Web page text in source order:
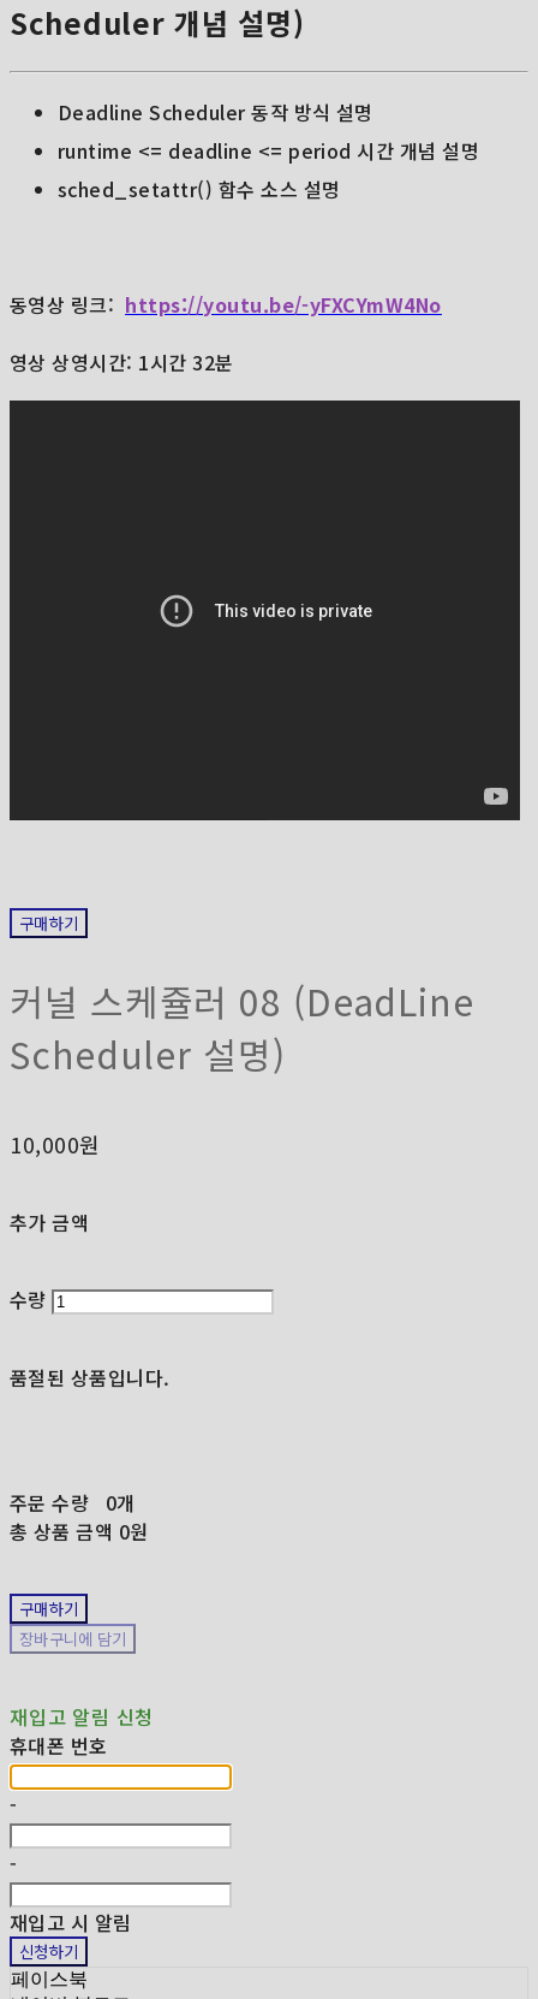
Scheduler 개념 설명)
Deadline Scheduler 동작 방식 설명
runtime <= deadline <= period 시간 개념 설명
sched_setattr() 함수 소스 설명
동영상 링크: https://youtu.be/-yFXCYmW4No
영상 상영시간: 1시간 32분
구매하기
커널 스케쥴러 08 (DeadLine
Scheduler 설명)
10,000원
추가 금액
수량
품절된 상품입니다.
주문 수량
0개
총 상품 금액 0원
구매하기
장바구니에 담기
재입고 알림 신청
휴대폰 번호
-
-
재입고 시 알림
신청하기
페이스북